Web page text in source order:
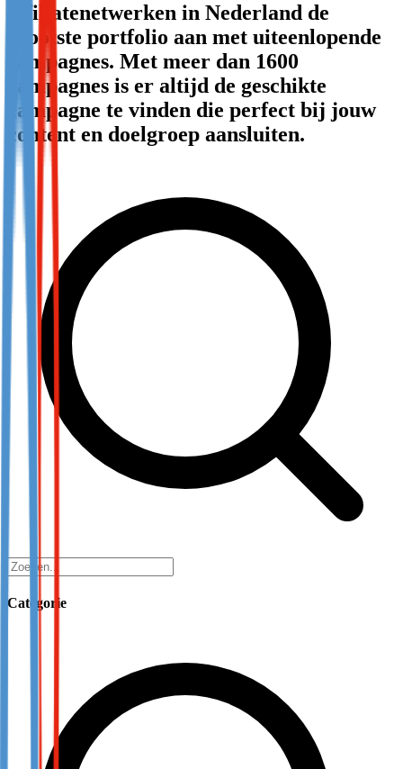
Not already our Publisher?
Sign up here
affiliatenetwerken in Nederland de
grootste portfolio aan met uiteenlopende
campagnes. Met meer dan 1600
campagnes is er altijd de geschikte
campagne te vinden die perfect bij jouw
content en doelgroep aansluiten.
Categorie